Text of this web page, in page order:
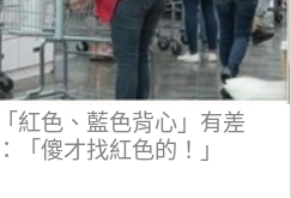
紅色、藍色背心」有差
「傻才找紅色的！」